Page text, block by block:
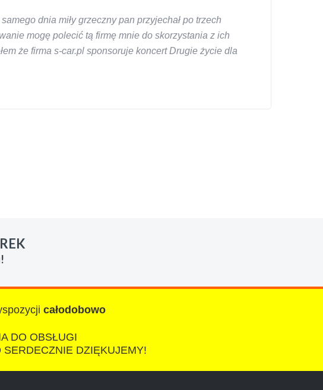
dnia miły grzeczny pan przyjechał po trzech
mogę polecić tą firmę mnie do skorzystania z ich
że firma s-car.pl sponsoruje koncert Drugie życie dla
całodobowo
DO OBSŁUGI
DZIĘKUJEMY!